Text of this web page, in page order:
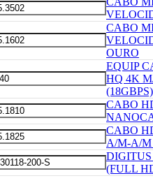
CABO
OURO
EQUIP
HQ 4K
(18GBPS)
CABO
CABO
A/M-A/M
(FULL